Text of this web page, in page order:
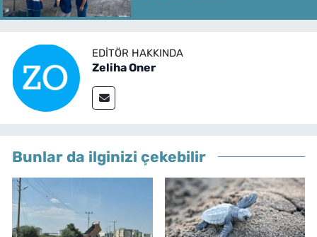
EDITÖR HAKKINDA
Zeliha Oner
Bunlar da ilginizi çekebilir